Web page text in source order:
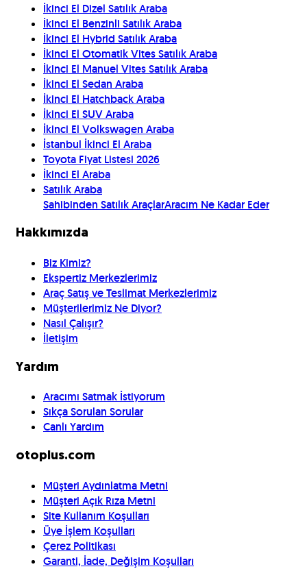
İkinci El Dizel Satılık Araba
İkinci El Benzinli Satılık Araba
İkinci El Hybrid Satılık Araba
İkinci El Otomatik Vites Satılık Araba
İkinci El Manuel Vites Satılık Araba
İkinci El Sedan Araba
İkinci El Hatchback Araba
İkinci El SUV Araba
İkinci El Volkswagen Araba
İstanbul İkinci El Araba
Toyota Fiyat Listesi 2026
İkinci El Araba
Satılık Araba
Sahibinden Satılık AraçlarAracım Ne Kadar Eder
Hakkımızda
Biz Kimiz?
Ekspertiz Merkezlerimiz
Araç Satış ve Teslimat Merkezlerimiz
Müşterilerimiz Ne Diyor?
Nasıl Çalışır?
İletişim
Yardım
Aracımı Satmak İstiyorum
Sıkça Sorulan Sorular
Canlı Yardım
otoplus.com
Müşteri Aydınlatma Metni
Müşteri Açık Rıza Metni
Site Kullanım Koşulları
Üye İşlem Koşulları
Çerez Politikası
Garanti, İade, Değişim Koşulları